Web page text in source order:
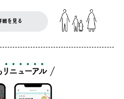
細を見る